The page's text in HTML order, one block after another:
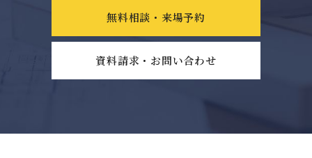
無料相談・来場予約
資料請求・お問い合わせ